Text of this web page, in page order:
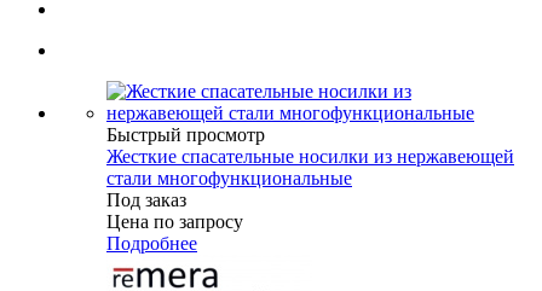
Быстрый просмотр
Жесткие спасательные носилки из нержавеющей
стали многофункциональные
Под заказ
Цена по запросу
Подробнее